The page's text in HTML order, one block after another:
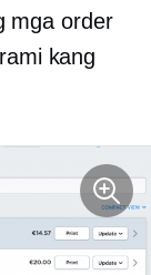
mga order
kang